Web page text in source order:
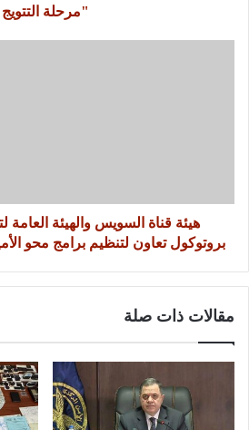
"مرحلة التتويج
هيئة قناة السويس والهيئة العامة
بروتوكول تعاون لتنظيم برامج محو
مقالات ذات صلة